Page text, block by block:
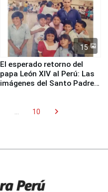
15
El esperado retorno del
papa León XIV al Perú: Las
imágenes del Santo Padre
10 chevron_right